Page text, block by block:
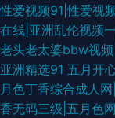
性爱视频91|性爱视
在线|亚洲乱伦视频
老头老太婆bbw视
亚洲精选91 五月开
月色丁香综合成人
香无码三级|五月色